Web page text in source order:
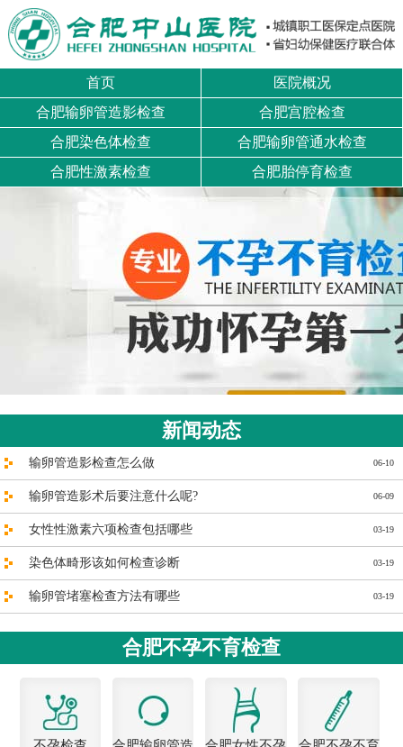
首页
医院概况
合肥输卵管造影检查
合肥宫腔检查
合肥染色体检查
合肥输卵管通水检查
合肥性激素检查
合肥胎停育检查
新闻动态
06-10
输卵管造影检查怎么做
06-09
输卵管造影术后要注意什么呢?
03-19
女性性激素六项检查包括哪些
03-19
染色体畸形该如何检查诊断
03-19
输卵管堵塞检查方法有哪些
合肥不孕不育检查